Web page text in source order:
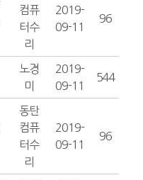
컴퓨
터수
리
2019-
09-11
96
노경
미
2019-
09-11
544
동탄
컴퓨
터수
리
2019-
09-11
96